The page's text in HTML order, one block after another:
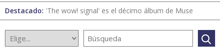
Destacado: 'The wow! signal' es el décimo álbum de Muse